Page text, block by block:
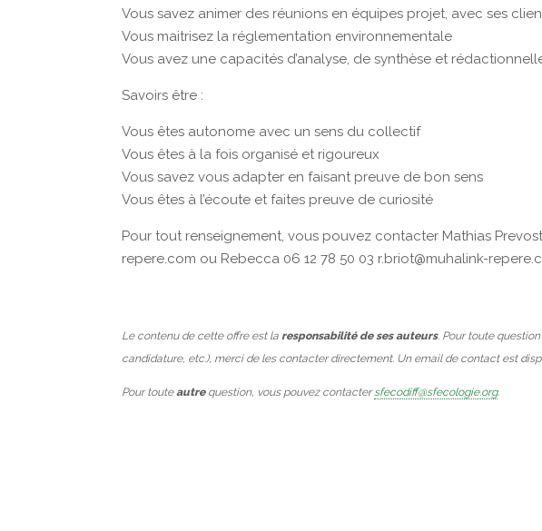
Vous savez animer des réunions en équipes projet, avec ses
Vous maitrisez la réglementation environnementale
Vous avez une capacités d’analyse, de synthèse et
Savoirs être :
Vous êtes autonome avec un sens du collectif
Vous êtes à la fois organisé et rigoureux
Vous savez vous adapter en faisant preuve de bon sens
Vous êtes à l’écoute et faites preuve de curiosité
Pour tout renseignement, vous pouvez contacter Mathias
repere.com ou Rebecca 06 12 78 50 03 r.briot@muhalink-
Le contenu de cette offre est laresponsabilité de ses auteurs. Pour toute
candidature, etc.), merci de les contacter directement. Un email de contact est
Pour touteautrequestion, vous pouvez contactersfecodiff@sfecologie.org.